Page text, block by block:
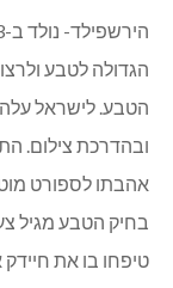
הגדולה לטבע
אהבתו לספורט
בחיק הטבע מגיל
טיפחו בו את